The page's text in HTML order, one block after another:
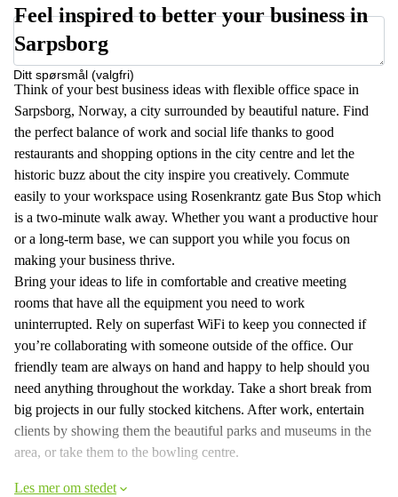
Ditt spørsmål (valgfri)
Feel inspired to better your business in
Sarpsborg
Think of your best business ideas with flexible office space in
Sarpsborg, Norway, a city surrounded by beautiful nature. Find
the perfect balance of work and social life thanks to good
restaurants and shopping options in the city centre and let the
historic buzz about the city inspire you creatively. Commute
easily to your workspace using Rosenkrantz gate Bus Stop which
is a two-minute walk away. Whether you want a productive hour
or a long-term base, we can support you while you focus on
making your business thrive.
Bring your ideas to life in comfortable and creative meeting
rooms that have all the equipment you need to work
uninterrupted. Rely on superfast WiFi to keep you connected if
you’re collaborating with someone outside of the office. Our
friendly team are always on hand and happy to help should you
need anything throughout the workday. Take a short break from
big projects in our fully stocked kitchens. After work, entertain
clients by showing them the beautiful parks and museums in the
area, or take them to the bowling centre.
Les mer om stedet